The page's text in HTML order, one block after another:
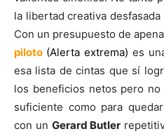
la libertad creativa
Con un presupuesto de
piloto (Alerta extrema) es
esa lista de cintas que sí
los beneficios netos pero
suficiente como para
con un Gerard Butler